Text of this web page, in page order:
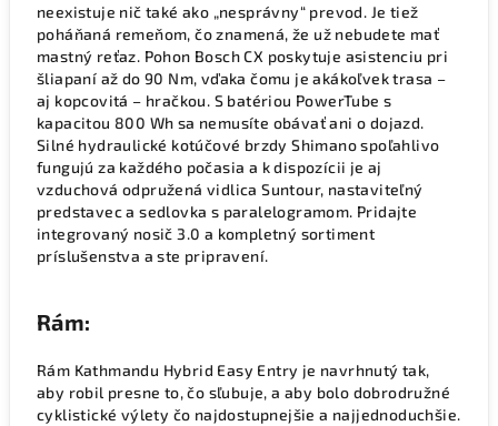
neexistuje nič také ako „nesprávny“ prevod. Je tiež
poháňaná remeňom, čo znamená, že už nebudete mať
mastný reťaz. Pohon Bosch CX poskytuje asistenciu pri
šliapaní až do 90 Nm, vďaka čomu je akákoľvek trasa –
aj kopcovitá – hračkou. S batériou PowerTube s
kapacitou 800 Wh sa nemusíte obávať ani o dojazd.
Silné hydraulické kotúčové brzdy Shimano spoľahlivo
fungujú za každého počasia a k dispozícii je aj
vzduchová odpružená vidlica Suntour, nastaviteľný
predstavec a sedlovka s paralelogramom. Pridajte
integrovaný nosič 3.0 a kompletný sortiment
príslušenstva a ste pripravení.
Rám:
Rám Kathmandu Hybrid Easy Entry je navrhnutý tak,
aby robil presne to, čo sľubuje, a aby bolo dobrodružné
cyklistické výlety čo najdostupnejšie a najjednoduchšie.